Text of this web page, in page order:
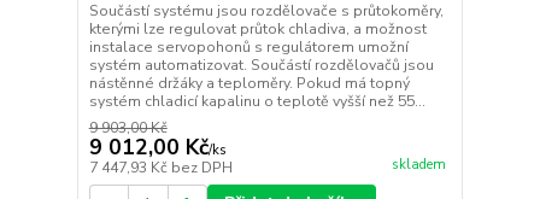
Součástí systému jsou rozdělovače s průtokoměry,
kterými lze regulovat průtok chladiva, a možnost
instalace servopohonů s regulátorem umožní
systém automatizovat. Součástí rozdělovačů jsou
nástěnné držáky a teploměry. Pokud má topný
systém chladicí kapalinu o teplotě vyšší než 55...
9 903,00 Kč
9 012,00 Kč/ks
7 447,93 Kč bez DPH skladem